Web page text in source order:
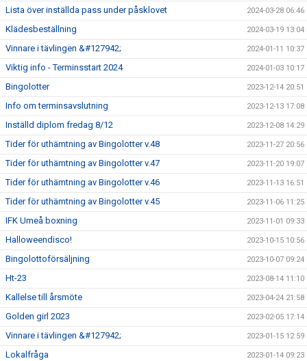
Lista över inställda pass under påsklovet 2024-03-28 06:46
Klädesbeställning 2024-03-19 13:04
Vinnare i tävlingen &#127942; 2024-01-11 10:37
Viktig info - Terminsstart 2024 2024-01-03 10:17
Bingolotter 2023-12-14 20:51
Info om terminsavslutning 2023-12-13 17:08
Inställd diplom fredag 8/12 2023-12-08 14:29
Tider för uthämtning av Bingolotter v.48 2023-11-27 20:56
Tider för uthämtning av Bingolotter v.47 2023-11-20 19:07
Tider för uthämtning av Bingolotter v.46 2023-11-13 16:51
Tider för uthämtning av Bingolotter v.45 2023-11-06 11:25
IFK Umeå boxning 2023-11-01 09:33
Halloweendisco! 2023-10-15 10:56
Bingolottoförsäljning 2023-10-07 09:24
Ht-23 2023-08-14 11:10
Kallelse till årsmöte 2023-04-24 21:58
Golden girl 2023 2023-02-05 17:14
Vinnare i tävlingen &#127942; 2023-01-15 12:59
Lokalfråga 2023-01-14 09:23